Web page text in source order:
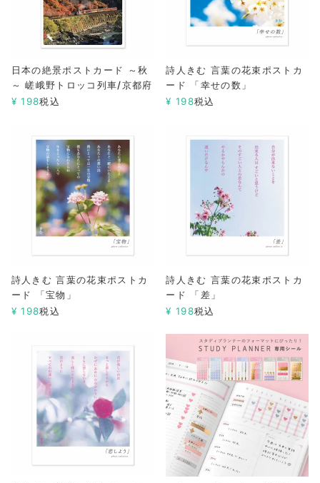
日本の絶景ポストカード ～秋
～ 嵯峨野トロッコ列車/京都府
¥ 198税込
詩人きむ 言葉の花束ポストカ
ード 「幸せの数」
¥ 198税込
詩人きむ 言葉の花束ポストカ
ード 「宝物」
¥ 198税込
詩人きむ 言葉の花束ポストカ
ード 「差」
¥ 198税込